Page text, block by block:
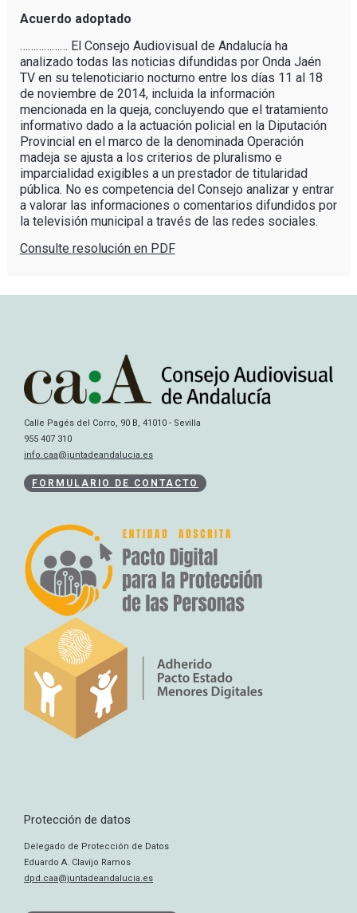
Acuerdo adoptado
……………… El Consejo Audiovisual de Andalucía ha
analizado todas las noticias difundidas por Onda Jaén
TV en su telenoticiario nocturno entre los días 11 al 18
de noviembre de 2014, incluida la información
mencionada en la queja, concluyendo que el tratamiento
informativo dado a la actuación policial en la Diputación
Provincial en el marco de la denominada Operación
madeja se ajusta a los criterios de pluralismo e
imparcialidad exigibles a un prestador de titularidad
pública. No es competencia del Consejo analizar y entrar
a valorar las informaciones o comentarios difundidos por
la televisión municipal a través de las redes sociales.
Consulte resolución en PDF
Calle Pagés del Corro, 90 B, 41010 - Sevilla
955 407 310
info.caa@juntadeandalucia.es
FORMULARIO DE CONTACTO
Protección de datos
Delegado de Protección de Datos
Eduardo A. Clavijo Ramos
dpd.caa@juntadeandalucia.es